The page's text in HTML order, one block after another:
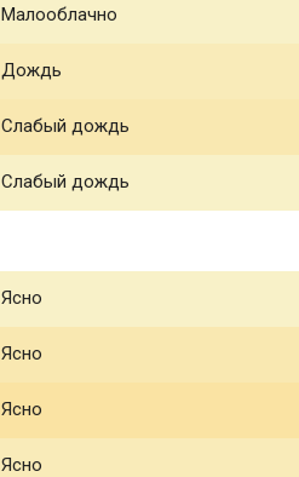
Малооблачно
Дождь
Слабый дождь
Слабый дождь
Ясно
Ясно
Ясно
Ясно